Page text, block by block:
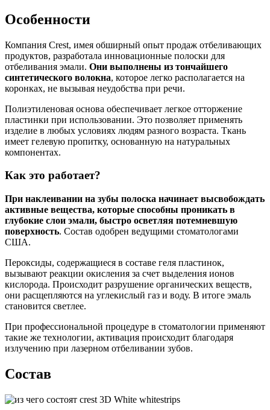
Особенности
Компания Crest, имея обширный опыт продаж отбеливающих
продуктов, разработала инновационные полоски для
отбеливания эмали. Они выполнены из тончайшего
синтетического волокна, которое легко располагается на
коронках, не вызывая неудобства при речи.
Полиэтиленовая основа обеспечивает легкое отторжение
пластинки при использовании. Это позволяет применять
изделие в любых условиях людям разного возраста. Ткань
имеет гелевую пропитку, основанную на натуральных
компонентах.
Как это работает?
При наклеивании на зубы полоска начинает высвобождать
активные вещества, которые способны проникать в
глубокие слои эмали, быстро осветляя потемневшую
поверхность. Состав одобрен ведущими стоматологами
США.
Пероксиды, содержащиеся в составе геля пластинок,
вызывают реакции окисления за счет выделения ионов
кислорода. Происходит разрушение органических веществ,
они расщепляются на углекислый газ и воду. В итоге эмаль
становится светлее.
При профессиональной процедуре в стоматологии применяют
такие же технологии, активация происходит благодаря
излучению при лазерном отбеливании зубов.
Состав